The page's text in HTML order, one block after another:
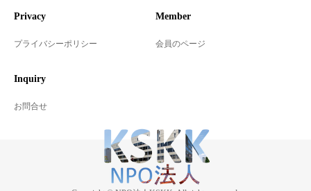
Privacy
プライバシーポリシー
Member
会員のページ
Inquiry
お問合せ